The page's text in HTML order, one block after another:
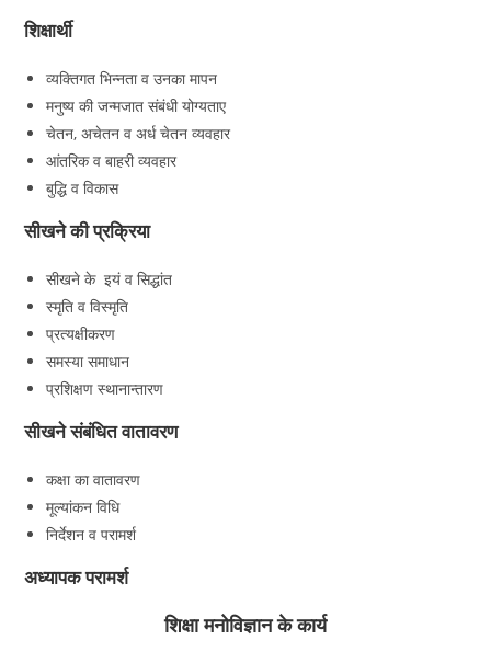
शिक्षार्थी
व्यक्तिगत भिन्नता व उनका मापन
मनुष्य की जन्मजात संबंधी योग्यताए
चेतन, अचेतन व अर्ध चेतन व्यवहार
आंतरिक व बाहरी व्यवहार
बुद्धि व विकास
सीखने की प्रक्रिया
सीखने के इयं व सिद्धांत
स्मृति व विस्मृति
प्रत्यक्षीकरण
समस्या समाधान
प्रशिक्षण स्थानान्तारण
सीखने संबंधित वातावरण
कक्षा का वातावरण
मूल्यांकन विधि
निर्देशन व परामर्श
अध्यापक परामर्श
शिक्षा मनोविज्ञान के कार्य